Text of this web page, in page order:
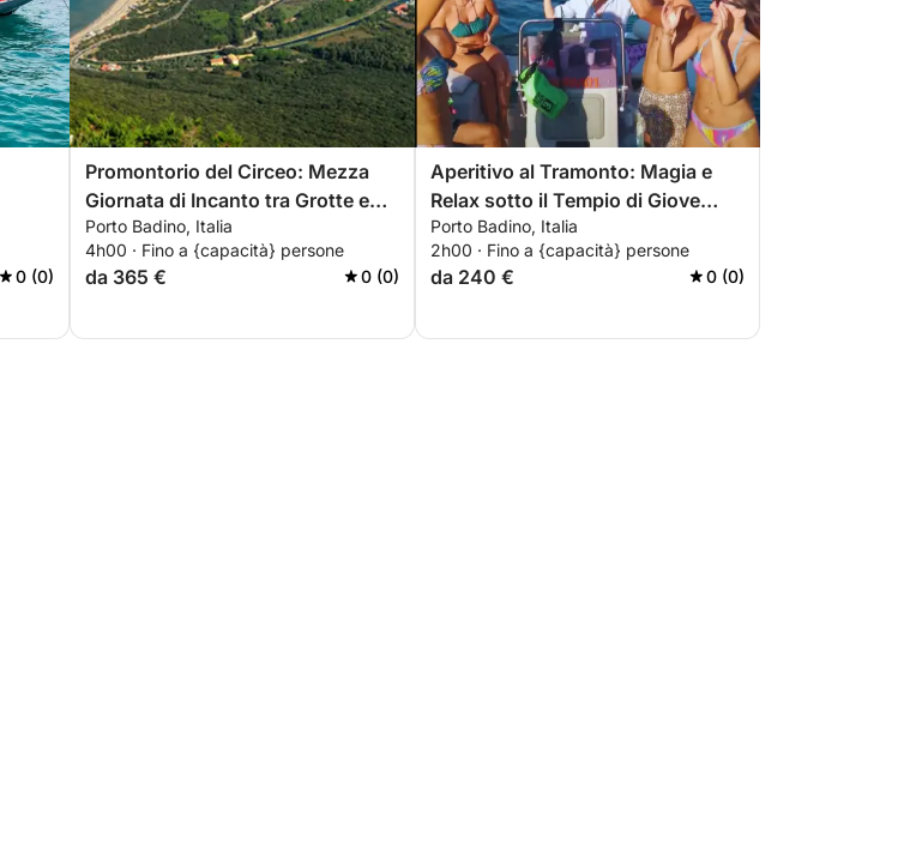
0 (0)
Promontorio del Circeo: Mezza
Giornata di Incanto tra Grotte e
Mare
Porto Badino, Italia
4h00 · Fino a {capacità} persone
da 365 € 0 (0)
Aperitivo al Tramonto: Magia e
Relax sotto il Tempio di Giove
Anxur
Porto Badino, Italia
2h00 · Fino a {capacità} persone
da 240 € 0 (0)